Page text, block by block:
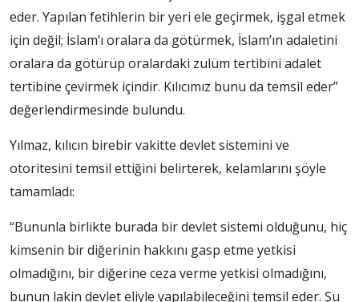
eder. Yapılan fetihlerin bir yeri ele geçirmek, işgal etmek
için değil; İslam’ı oralara da götürmek, İslam’ın adaletini
oralara da götürüp oralardaki zulüm tertibini adalet
tertibine çevirmek içindir. Kılıcımız bunu da temsil eder”
değerlendirmesinde bulundu.
Yılmaz, kılıcın birebir vakitte devlet sistemini ve
otoritesini temsil ettiğini belirterek, kelamlarını şöyle
tamamladı:
“Bununla birlikte burada bir devlet sistemi olduğunu, hiç
kimsenin bir diğerinin hakkını gasp etme yetkisi
olmadığını, bir diğerine ceza verme yetkisi olmadığını,
bunun lakin devlet eliyle yapılabileceğini temsil eder. Şu